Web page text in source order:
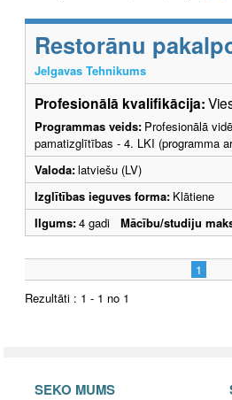
Restorānu
Jelgavas Tehnikums
Profesionālā kvalifikācija:
Programmas veids: Profesionālā
pamatizglītības - 4. LKI (programma
Valoda:latviešu (LV)
Izglītības ieguves forma: Klātiene
Ilgums:4 gadi Mācību/studiju
1
Rezultāti : 1 - 1 no 1
SEKO MUMS